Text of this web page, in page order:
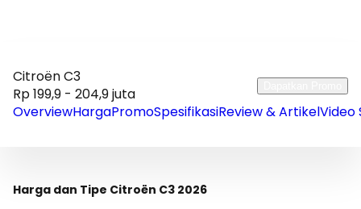
Citroën C3
Rp 199,9 - 204,9 juta
OverviewHargaPromoSpesifikasiReview & ArtikelVideo
Harga dan Tipe Citroën C3 2026